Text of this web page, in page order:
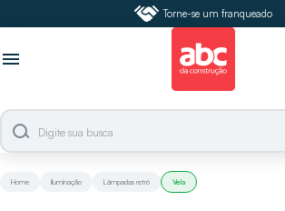
Torne-se um franqueado
menu
Home Iluminação Lâmpadas retrô Vela